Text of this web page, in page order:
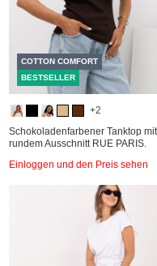
COTTON COMFORT
BESTSELLER
+2
Schokoladenfarbener Tanktop mit
rundem Ausschnitt RUE PARIS.
Einloggen und den Preis sehen